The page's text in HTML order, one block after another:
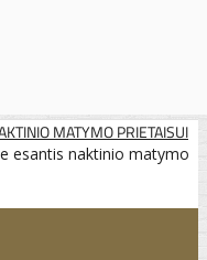
MATYMO PRIETAISUI
esantis naktinio matymo